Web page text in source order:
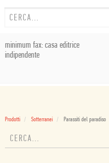
minimum fax: casa editrice
indipendente
Prodotti Sotterranei Parassiti del paradiso